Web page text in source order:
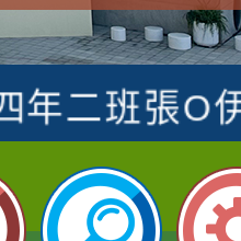
師榮獲社
巴斯O蜜、
市科展 國
王老師、
年二班張O
賽國小朗讀
老師
加桃園市中
師榮獲教
與2026世